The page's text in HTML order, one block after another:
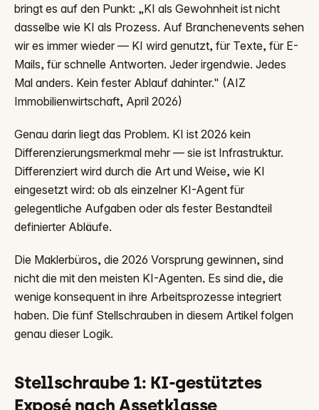
bringt es auf den Punkt: „KI als Gewohnheit ist nicht
dasselbe wie KI als Prozess. Auf Branchenevents sehen
wir es immer wieder — KI wird genutzt, für Texte, für E-
Mails, für schnelle Antworten. Jeder irgendwie. Jedes
Mal anders. Kein fester Ablauf dahinter." (AIZ
Immobilienwirtschaft, April 2026)
Genau darin liegt das Problem. KI ist 2026 kein
Differenzierungsmerkmal mehr — sie ist Infrastruktur.
Differenziert wird durch die Art und Weise, wie KI
eingesetzt wird: ob als einzelner KI-Agent für
gelegentliche Aufgaben oder als fester Bestandteil
definierter Abläufe.
Die Maklerbüros, die 2026 Vorsprung gewinnen, sind
nicht die mit den meisten KI-Agenten. Es sind die, die
wenige konsequent in ihre Arbeitsprozesse integriert
haben. Die fünf Stellschrauben in diesem Artikel folgen
genau dieser Logik.
Stellschraube 1: KI-gestütztes
Exposé nach Assetklasse